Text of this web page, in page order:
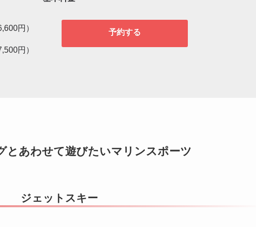
円）
円）
予約する
とあわせて遊びたいマリンスポーツ
ジェットスキー